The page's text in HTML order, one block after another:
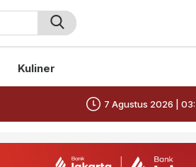
Kuliner
7 Agustus 2026 |